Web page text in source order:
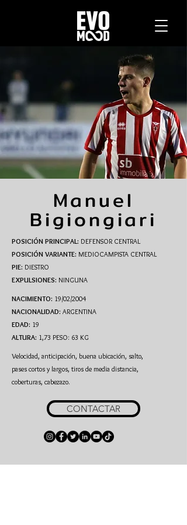
Manuel
Bigiongiari
POSICIÓN PRINCIPAL: DEFENSOR CENTRAL
POSICIÓN VARIANTE: MEDIOCAMPISTA CENTRAL
PIE: DIESTRO
EXPULSIONES: NINGUNA
NACIMIENTO: 19/02/2004
NACIONALIDAD: ARGENTINA
EDAD: 19
ALTURA: 1,73 PESO: 63 KG
Velocidad, anticipación, buena ubicación, salto,
pases cortos y largos, tiros de media distancia,
coberturas, cabezazo.
CONTACTAR